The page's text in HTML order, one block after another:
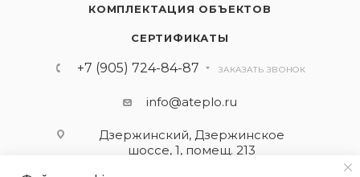
КОМПЛЕКТАЦИЯ ОБЪЕКТОВ
СЕРТИФИКАТЫ
+7 (905) 724-84-87 ЗАКАЗАТЬ ЗВОНОК
info@ateplo.ru
Дзержинский, Дзержинское
шоссе, 1, помещ. 213